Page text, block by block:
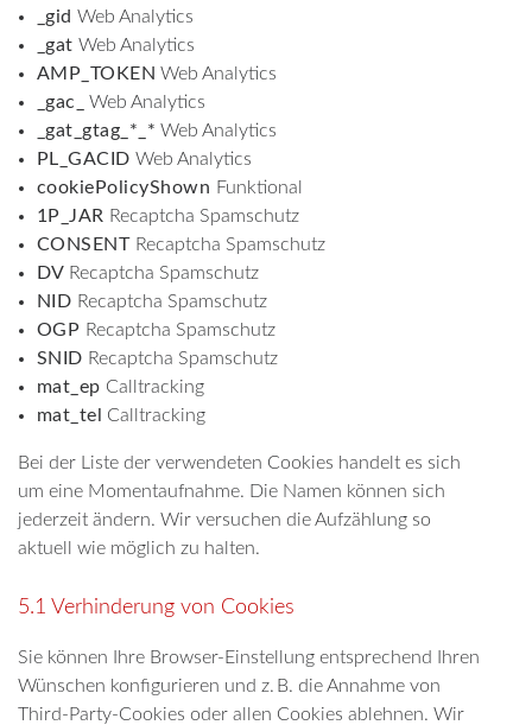
_gid Web Analytics
_gat Web Analytics
AMP_TOKEN Web Analytics
_gac_
Web Analytics
_gat_gtag_*_* Web Analytics
PL_GACID Web Analytics
cookiePolicyShown Funktional
1P_JAR Recaptcha Spamschutz
CONSENT Recaptcha Spamschutz
DV Recaptcha Spamschutz
NID Recaptcha Spamschutz
OGP Recaptcha Spamschutz
SNID Recaptcha Spamschutz
mat_ep Calltracking
mat_tel
Calltracking
Bei der Liste der verwendeten Cookies handelt es sich
um eine Momentaufnahme. Die Namen können sich
jederzeit ändern. Wir versuchen die Aufzählung so
aktuell wie möglich zu halten.
5.1 Verhinderung von Cookies
Sie können Ihre Browser-Einstellung entsprechend Ihren
Wünschen konfigurieren und z. B. die Annahme von
Third-Party-Cookies oder allen Cookies ablehnen. Wir